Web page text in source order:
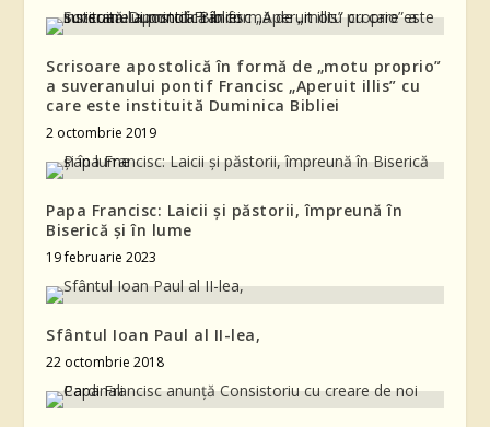
Scrisoare apostolică în formă de „motu proprio”
a suveranului pontif Francisc „Aperuit illis” cu
care este instituită Duminica Bibliei
2 octombrie 2019
Papa Francisc: Laicii și păstorii, împreună în
Biserică și în lume
19 februarie 2023
Sfântul Ioan Paul al II-lea,
22 octombrie 2018